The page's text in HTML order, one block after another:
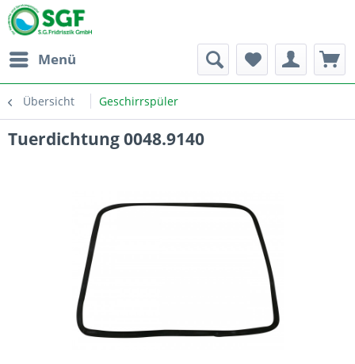
Menü
Übersicht Geschirrspüler
Tuerdichtung 0048.9140